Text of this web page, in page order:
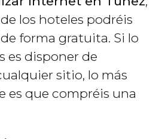
los hoteles podréis
forma gratuita. Si lo
es disponer de
sitio, lo más
es que compréis una